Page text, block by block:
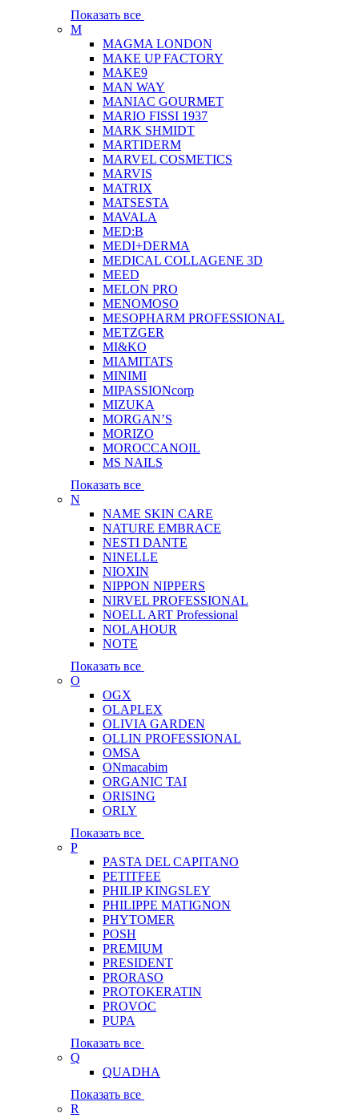
Показать все
M
MAGMA LONDON
MAKE UP FACTORY
MAKE9
MAN WAY
MANIAC GOURMET
MARIO FISSI 1937
MARK SHMIDT
MARTIDERM
MARVEL COSMETICS
MARVIS
MATRIX
MATSESTA
MAVALA
MED:B
MEDI+DERMA
MEDICAL COLLAGENE 3D
MEED
MELON PRO
MENOMOSO
MESOPHARM PROFESSIONAL
METZGER
MI&KO
MIAMITATS
MINIMI
MIPASSIONcorp
MIZUKA
MORGAN’S
MORIZO
MOROCCANOIL
MS NAILS
Показать все
N
NAME SKIN CARE
NATURE EMBRACE
NESTI DANTE
NINELLE
NIOXIN
NIPPON NIPPERS
NIRVEL PROFESSIONAL
NOELL ART Professional
NOLAHOUR
NOTE
Показать все
O
OGX
OLAPLEX
OLIVIA GARDEN
OLLIN PROFESSIONAL
OMSA
ONmacabim
ORGANIC TAI
ORISING
ORLY
Показать все
P
PASTA DEL CAPITANO
PETITFEE
PHILIP KINGSLEY
PHILIPPE MATIGNON
PHYTOMER
POSH
PREMIUM
PRESIDENT
PRORASO
PROTOKERATIN
PROVOC
PUPA
Показать все
Q
QUADHA
Показать все
R